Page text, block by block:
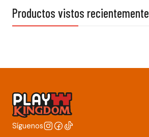
Productos vistos recientemente
Síguenos